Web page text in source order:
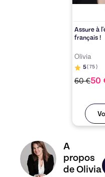
Assure à
français !
Olivia
5(75)
60€50
Découvrez
A
propos
de Olivia